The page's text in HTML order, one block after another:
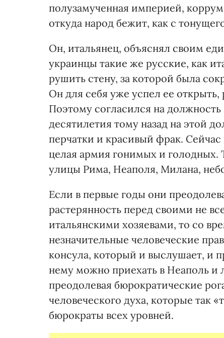
полузамученная империей,
откуда народ бежит, как с
Он, итальянец, объяснял своим
украинцы такие же русские, как
рушить стену, за которой была
Он для себя уже успел ее
Поэтому согласился на
десятилетия тому назад на этой
перчатки и красивый фрак. Сейчас
целая армия гонимых и
улицы Рима, Неаполя, Милана,
Если в первые годы они
растерянность перед своими не
итальянскими хозяевами, то со
незначительные человеческие
консула, который и выслушает, и
нему можно приехать в Неаполь и
преодолевая бюрократические
человеческого духа, которые так
бюрократы всех уровней.